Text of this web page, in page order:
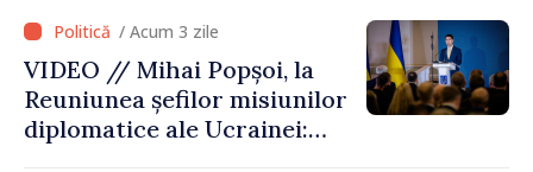
hidrologice din bazinul
râului Nistru și proiecte
comune în infrastructură și
energie
/ Acum 3 zile
VIDEO // Mihai Popșoi, la
Reuniunea șefilor misiunilor
diplomatice ale Ucrainei: